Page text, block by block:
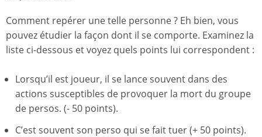
Comment repérer une telle personne ? Eh bien, vous
pouvez étudier la façon dont il se comporte. Examinez la
liste ci-dessous et voyez quels points lui correspondent :
Lorsqu’il est joueur, il se lance souvent dans des
actions susceptibles de provoquer la mort du groupe
de persos. (- 50 points).
C’est souvent son perso qui se fait tuer (+ 50 points).